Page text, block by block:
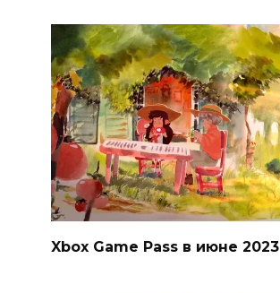
Xbox Game Pass в июне 2023